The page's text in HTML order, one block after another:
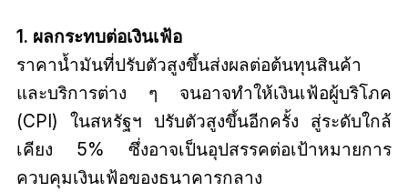
1. ผลกระทบต่อเงินเฟ้อ
ราคาน้ำมันที่ปรับตัวสูงขึ้นส่งผลต่อต้นทุนสินค้า
และบริการต่าง ๆ จนอาจทำให้เงินเฟ้อผู้บริโภค
(CPI) ในสหรัฐฯ ปรับตัวสูงขึ้นอีกครั้ง สู่ระดับใกล้
เคียง 5% ซึ่งอาจเป็นอุปสรรคต่อเป้าหมายการ
ควบคุมเงินเฟ้อของธนาคารกลาง